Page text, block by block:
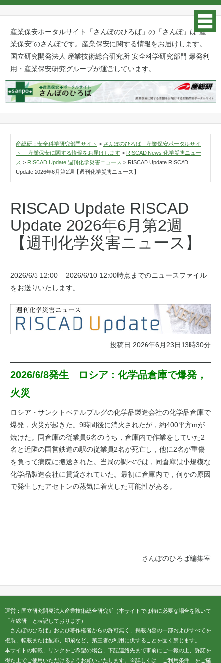
産業保安ポータルサイト「さんぽのひろば」の「さんぽ」は”産
業保安”のさんぽです。産業保安に関する情報をお届けします。
国立研究開発法人 産業技術総合研究所 安全科学研究部門 爆発利
用・産業保安研究グループが運営しています。
産総研：安全科学研究部門サイト > さんぽのひろば｜産業保安ポータルサイ
ト｜ 産業保安に関する情報をお届けします > RISCAD News 化学災害ニュー
ス > RISCAD Update 週刊化学災害ニュース > RISCAD Update RISCAD
Update 2026年6月第2週【週刊化学災害ニュース】
RISCAD Update RISCAD
Update 2026年6月第2週
【週刊化学災害ニュース】
2026/6/3 12:00 – 2026/6/10 12:00時点までのニュースファイル
をお送りいたします。
投稿日:2026年6月23日13時30分
2026/6/8発生 ロシア：化学品倉庫で爆発，
火災
ロシア・サンクトペテルブルグの化学品製造会社の化学品倉庫で
爆発，火災が起きた。9時間後に消火されたが，約400平方mが
焼けた。同倉庫の従業員6名のうち，倉庫内で作業をしていた2
名と近隣の国営鉄道の駅の従業員2名が死亡し，他に2名が重傷
を負って病院に搬送された。当局の調べでは，同倉庫は小規模な
化学品製造会社に賃貸されていた。最初に倉庫内で，何かの原因
で発生したアセトンの蒸気に着火した可能性がある。
さんぽのひろば編集室
運営：国立研究開発法人産業技術総合研究所（本サイトでは特に必要な場合を除いて
「産総研」と表記しております）
「さんぽのひろば」および著作権者からの許可無く、掲載内容の一部およびすべてを
複製、転載または配布、印刷など、第三者の利用に供することを固く禁じます。
本サイトの転載、リンクをご希望の場合、下記連絡先まで事前にご一報の上、許諾を
得た上でご使用いただけるようお願いいたします。※詳しくは ご利用条件 をご確